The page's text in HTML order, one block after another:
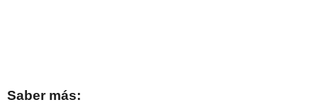
Saber más: